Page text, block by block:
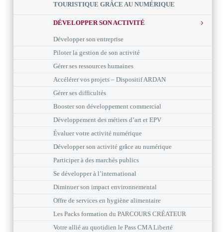
TOURISTIQUE GRÂCE AU NUMÉRIQUE
DÉVELOPPER SON ACTIVITÉ
Développer son entreprise
Piloter la gestion de son activité
Gérer ses ressources humaines
Accélérer vos projets – Dispositif ARDAN
Gérer ses difficultés
Booster son développement commercial
Développement des métiers d’art et EPV
Évaluer votre activité numérique
Développer son activité grâce au numérique
Participer à des marchés publics
Se développer à l’international
Diminuer son impact environnemental
Offre de services en hygiène alimentaire
Les Packs formation du PARCOURS CRÉATEUR
Votre allié au quotidien le Pass CMA Liberté